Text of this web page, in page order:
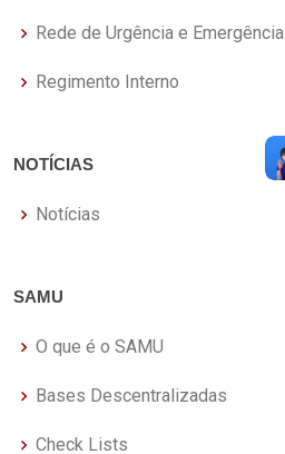
Rede de Urgência e Emergência
Regimento Interno
NOTÍCIAS
Notícias
SAMU
O que é o SAMU
Bases Descentralizadas
Check Lists